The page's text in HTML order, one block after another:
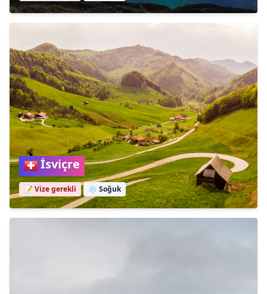
İsviçre
📝 Vize gerekli ❄️ Soğuk